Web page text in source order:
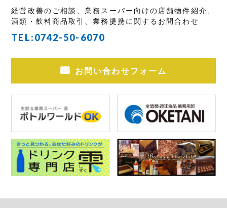
経営改善のご相談、業務スーパー向けの店舗物件紹介、
酒類・飲料商品取引、業務提携に関するお問合わせ
TEL:0742-50-6070
お問い合わせフォーム